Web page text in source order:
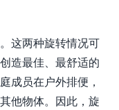
这两种旋转情况可
造最佳、最舒适的
成员在户外排便，
他物体。因此，旋